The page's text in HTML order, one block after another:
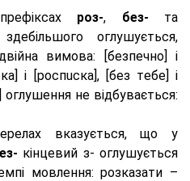
роз-, без- та
оглушується,
вимова: [безпeчно] і
і [роспuска], [без тeбе] і
не відбувається:
вказується, що у
кінцевий з- оглушується
мовлення: розказати –